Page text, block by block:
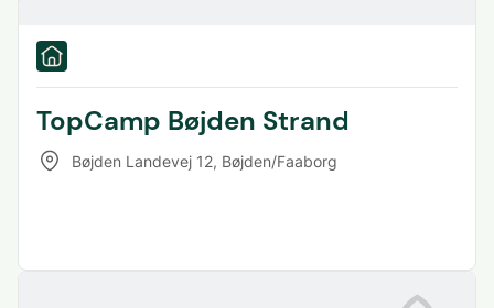
TopCamp Bøjden Strand
Bøjden Landevej 12, Bøjden/Faaborg